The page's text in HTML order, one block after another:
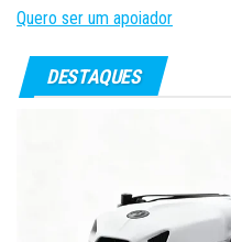
Quero ser um apoiador
DESTAQUES